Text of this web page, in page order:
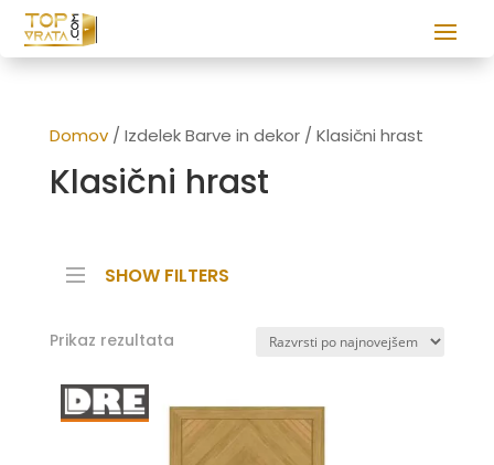
Domov/ Izdelek Barve in dekor / Klasični hrast
Klasični hrast
SHOW FILTERS
Prikaz rezultata